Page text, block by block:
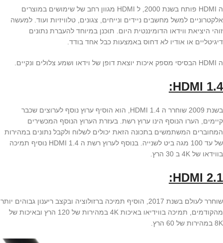
ה HDMI פותח בשנת 2000, ל HDMI מגוון רחב של שימושים במוצרים
אלקטרוניים למשל מחשבים ניידים ונייחים, צגונים, טלוויזיות ועוד. למעשה
זוהי היציאת ווידאו הדומיננטית היום. תוכנן במיוחד להעברת נתונים
דיגיטליים או אודיו לא דחוס באמצעות כבל אחד בודד.
ה HDMI הבסיסי מספק איכות יוצאת דופן של וידאו ושמע צלולים ונקיים.
HDMI 1.4:
בשנת 2009 שוחרר ה HDMI 1.4, הוא הוסיף ערוץ נוסף לערוצים שכבר
קיימים, הערו הנוסף הינו ערוץ רשת. בעזרת הערוץ הנוסף המכשירים
המחוברים המשתמשים בתכונה הזאת יכולים לשלוח ולקבל נתונים במהירות
של עד 100 מגה ביט לשנייה. בנוסף לערוץ רשת ה HDMI 1.4 נוסיף תמיכה
בווידאו של 4K ב 30 הרץ.
HDMI 2.1:
שוחרר לעולם בשנת 2017, הוסיף תמיכה ברזולוציה ובקצב ריענון גבוהים יותר
מהקודמים, תמיכה בווידיאו באיכות 4K במהירות של 120 הרץ ובאיכות של
8K במהירות של 60 הרץ.